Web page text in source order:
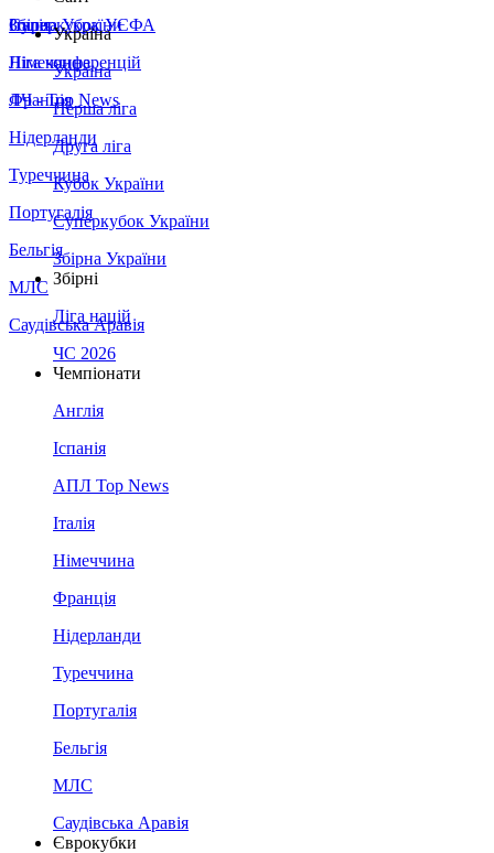
Збірна України
Італія
Німеччина
Франція
Нідерланди
Туреччина
Португалія
Бельгія
МЛС
Саудівська Аравія
Суперкубок УЄФА
Ліга конференцій
ЛЧ - Top News
Україна
Україна
Перша ліга
Друга ліга
Кубок України
Суперкубок України
Збірна України
Збірні
Ліга націй
ЧС 2026
Чемпіонати
Англія
Іспанія
АПЛ Top News
Італія
Німеччина
Франція
Нідерланди
Туреччина
Португалія
Бельгія
МЛС
Саудівська Аравія
Єврокубки